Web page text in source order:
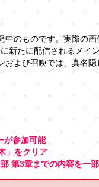
のものです。実際の
新たに配信されるメイ
および召喚では、真名
が参加可能
」をクリア
第3章までの内容を一